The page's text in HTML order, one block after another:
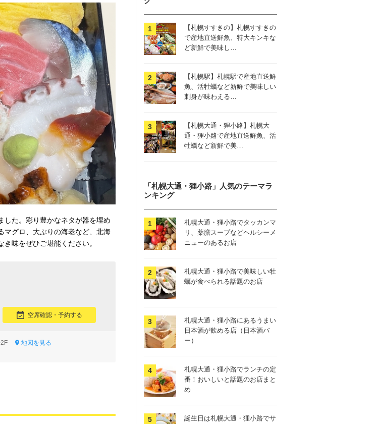
した。彩り豊かなネタが器を埋め
マグロ、大ぶりの海老など、北海
味をぜひご堪能ください。
空席確認・予約する
2F
地図を見る
【札幌すすきの】札幌すすきの
で産地直送鮮魚、特大キンキな
ど新鮮で美味し…
【札幌駅】札幌駅で産地直送鮮
魚、活牡蠣など新鮮で美味しい
刺身が味わえる…
【札幌大通・狸小路】札幌大
通・狸小路で産地直送鮮魚、活
牡蠣など新鮮で美…
「札幌大通・狸小路」人気のテーマラ
ンキング
札幌大通・狸小路でタッカンマ
リ、薬膳スープなどヘルシーメ
ニューのあるお店
札幌大通・狸小路で美味しい牡
蠣が食べられる話題のお店
札幌大通・狸小路にあるうまい
日本酒が飲める店（日本酒バ
ー）
札幌大通・狸小路でランチの定
番！おいしいと話題のお店まと
め
誕生日は札幌大通・狸小路でサ